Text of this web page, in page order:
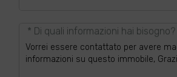
* Di quali informazioni hai bisogno?